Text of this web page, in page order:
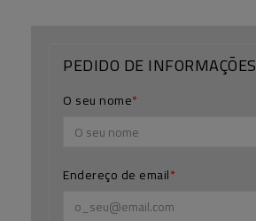
PEDIDO DE INFORMAÇÕES
O seu nome
Endereço de email